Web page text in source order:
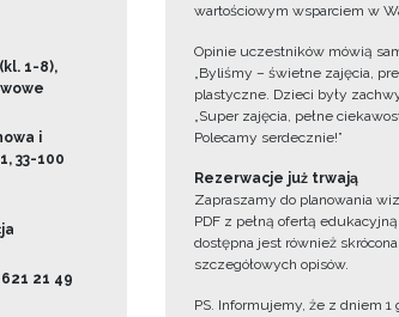
1-8),
i
33-100
21 49
wartościowym wsparciem w
Opinie uczestników mówią
„Byliśmy – świetne zajęcia,
plastyczne. Dzieci były
„Super zajęcia, pełne
Polecamy serdecznie!”
Rezerwacje już trwają
Zapraszamy do planowania
PDF z pełną ofertą
dostępna jest również
szczegółowych opisów.
PS. Informujemy, że z dniem 1